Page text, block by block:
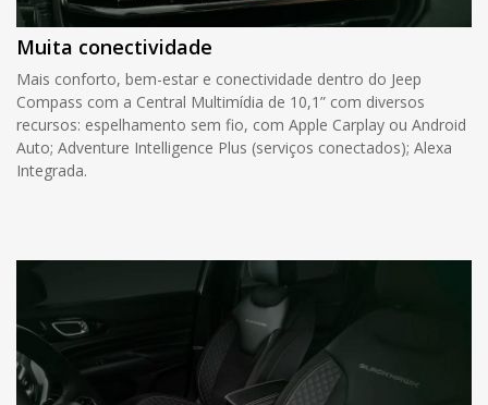
Muita conectividade
Mais conforto, bem-estar e conectividade dentro do Jeep
Compass com a Central Multimídia de 10,1” com diversos
recursos: espelhamento sem fio, com Apple Carplay ou Android
Auto; Adventure Intelligence Plus (serviços conectados); Alexa
Integrada.